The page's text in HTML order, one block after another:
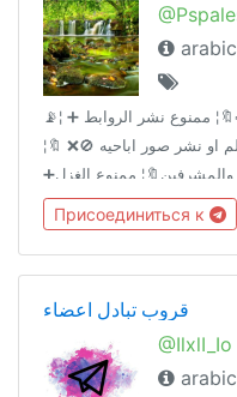
arabic
📡¦ مرحبأ عزيري 👋🏻 القوانين كلاتي 👇📣🔖¦ ممنوع نشر الروابط ➕
او نشر صور اباحيه 🚫❌ 🔖¦
والمشرفين🔖¦ ممنوع الغزل➕
الخاص ➕ تابعونا @zo788
Присоединиться к
قروب تبادل اعضاء
@IlxlI_Io
arabic